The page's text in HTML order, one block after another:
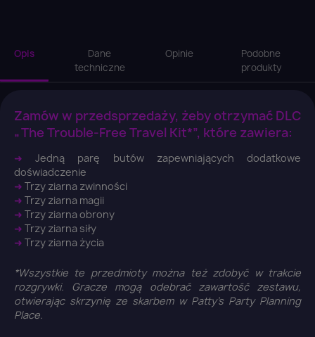
Opis
Dane
techniczne
Opinie
Podobne
produkty
Zamów w przedsprzedaży, żeby otrzymać DLC
„The Trouble-Free Travel Kit*”, które zawiera:
➜ Jedną parę butów zapewniających dodatkowe
doświadczenie
➜ Trzy ziarna zwinności
➜ Trzy ziarna magii
➜ Trzy ziarna obrony
➜ Trzy ziarna siły
➜ Trzy ziarna życia
*Wszystkie te przedmioty można też zdobyć w trakcie
rozgrywki. Gracze mogą odebrać zawartość zestawu,
otwierając skrzynię ze skarbem w Patty's Party Planning
Place.